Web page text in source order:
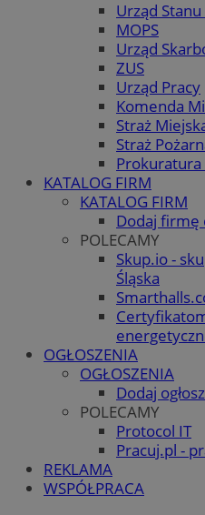
Urząd
MOPS
Urząd
ZUS
Urząd Pracy
Komenda
Straż
Straż
Prokuratura
KATALOG FIRM
KATALOG FIRM
Dodaj firmę
POLECAMY
Skup.io -
Śląska
OGŁOSZENIA
OGŁOSZENIA
Dodaj
POLECAMY
Protocol IT
Pracuj.pl -
REKLAMA
WSPÓŁPRACA